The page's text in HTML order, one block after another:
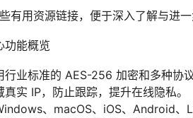
有用资源链接，便于深入了解与进一
功能概览
行业标准的 AES-256 加密和多种协
实 IP，防止跟踪，提升在线隐私。
、macOS、iOS、Android、